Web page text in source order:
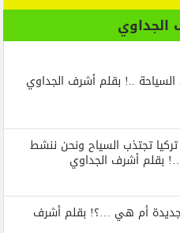
الجداوي
..! بقلم أشرف الجداوي
تجتذب السياح ونحن ننشط
…! بقلم أشرف الجداوي
جديدة أم هي …؟! بقلم أشرف